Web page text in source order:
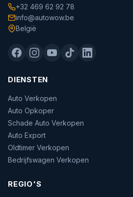
+32 469 62 92 78
info@autowow.be
België
DIENSTEN
Auto Verkopen
Auto Opkoper
Schade Auto Verkopen
Auto Export
Oldtimer Verkopen
Bedrijfswagen Verkopen
REGIO'S